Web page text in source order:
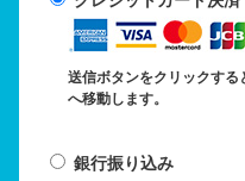
送信ボタンをクリックす
へ移動します。
銀行振り込み